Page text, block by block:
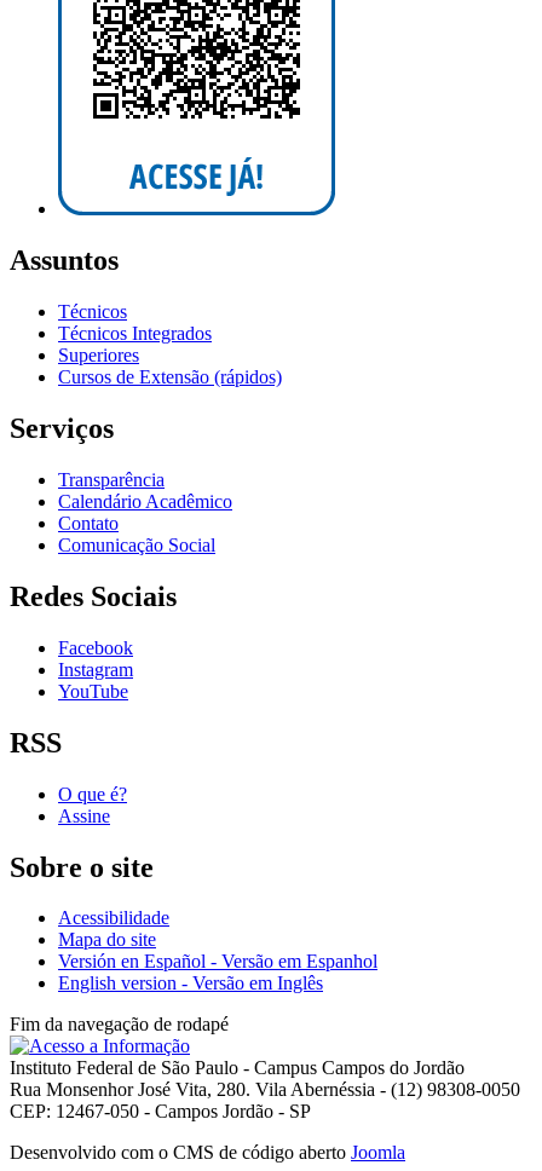
Assuntos
Técnicos
Técnicos Integrados
Superiores
Cursos de Extensão (rápidos)
Serviços
Transparência
Calendário Acadêmico
Contato
Comunicação Social
Redes Sociais
Facebook
Instagram
YouTube
RSS
O que é?
Assine
Sobre o site
Acessibilidade
Mapa do site
Versión en Español - Versão em Espanhol
English version - Versão em Inglês
Fim da navegação de rodapé
Instituto Federal de São Paulo - Campus Campos do Jordão
Rua Monsenhor José Vita, 280. Vila Abernéssia - (12) 98308-0050
CEP: 12467-050 - Campos Jordão - SP
Desenvolvido com o CMS de código aberto Joomla